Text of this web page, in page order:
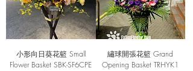
小形向日葵花籃 Small
Flower Basket SBK-SF6CPE
繡球開張花籃 Grand
Opening Basket TRHYK1